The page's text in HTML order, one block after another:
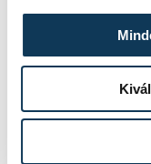
amelyek
GB
eSIM-
párizsi